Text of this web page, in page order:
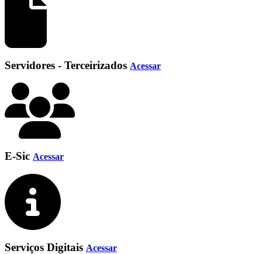
Servidores - Terceirizados Acessar
E-Sic Acessar
Serviços Digitais Acessar